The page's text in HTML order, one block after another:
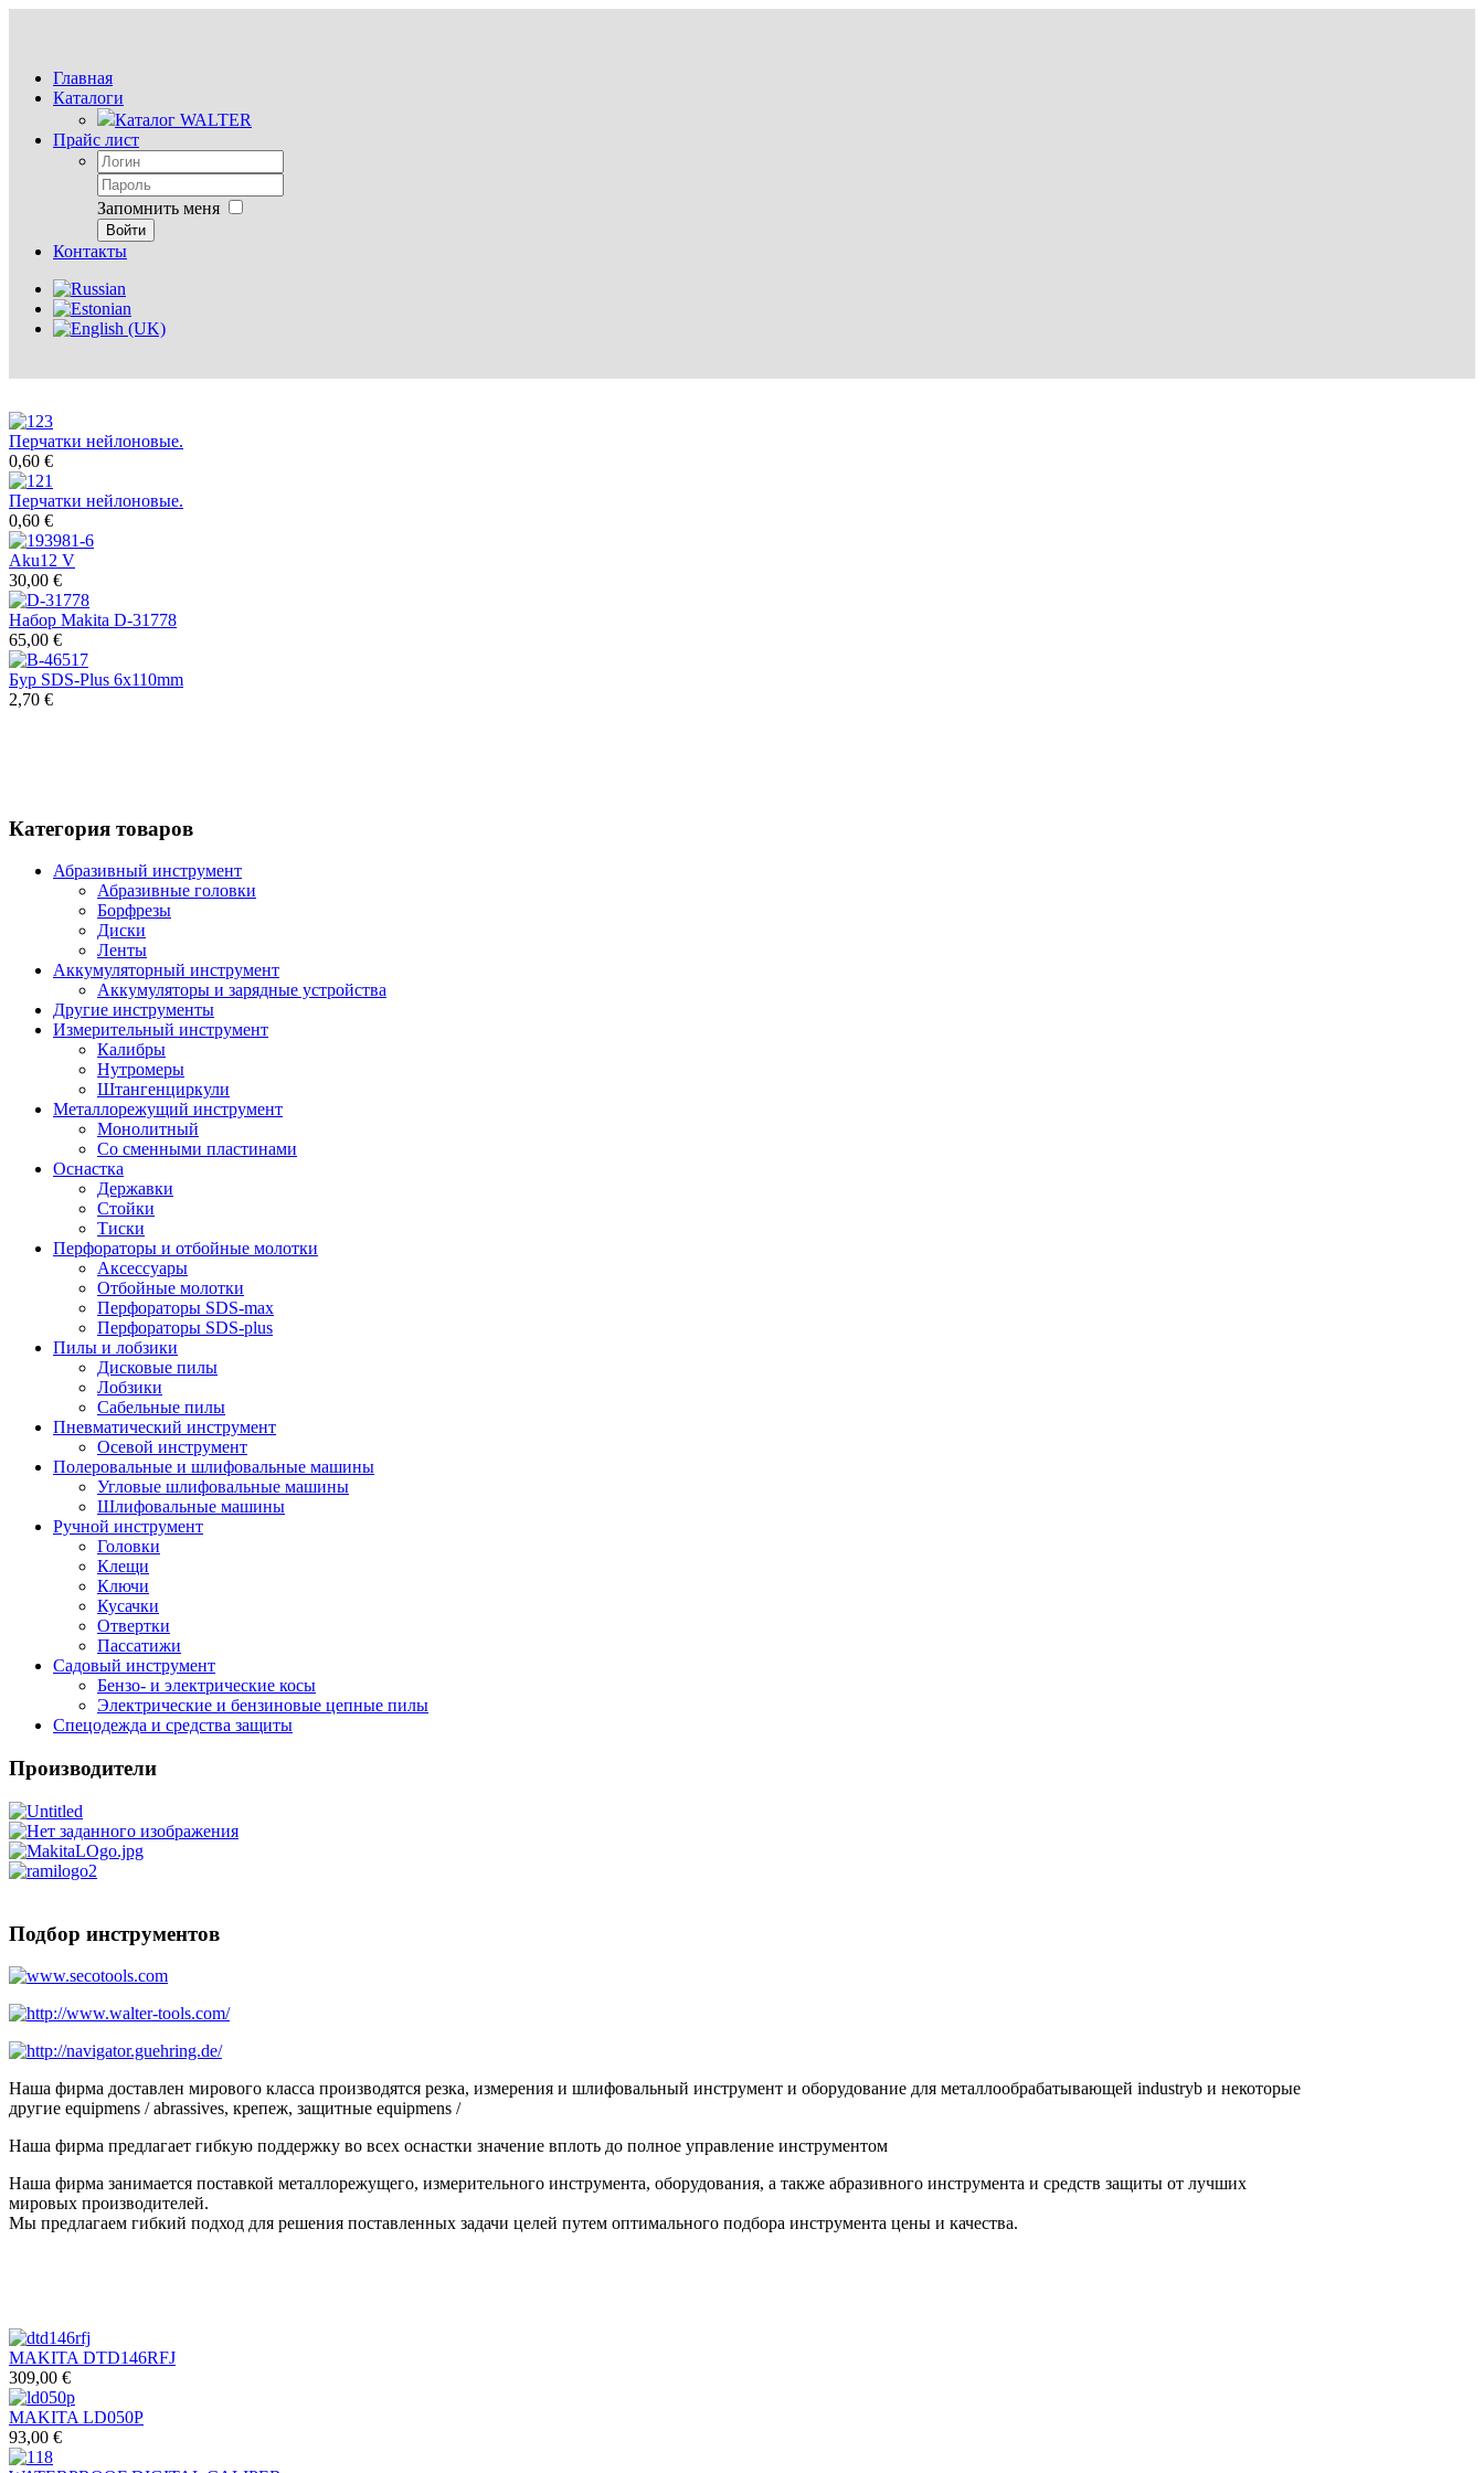
Главная
Каталоги
Каталог WALTER
Прайс лист
Запомнить меня
Войти
Контакты
Перчатки нейлоновые.
0,60 €
Перчатки нейлоновые.
0,60 €
Aku12 V
30,00 €
Набор Makita D-31778
65,00 €
Бур SDS-Plus 6x110mm
2,70 €
Категория товаров
Абразивный инструмент
Абразивные головки
Борфрезы
Диски
Ленты
Аккумуляторный инструмент
Аккумуляторы и зарядные устройства
Другие инструменты
Измерительный инструмент
Калибры
Нутромеры
Штангенциркули
Металлорежущий инструмент
Монолитный
Со сменными пластинами
Оснастка
Державки
Стойки
Тиски
Перфораторы и отбойные молотки
Аксессуары
Отбойные молотки
Перфораторы SDS-max
Перфораторы SDS-plus
Пилы и лобзики
Дисковые пилы
Лобзики
Сабельные пилы
Пневматический инструмент
Осевой инструмент
Полеровальные и шлифовальные машины
Угловые шлифовальные машины
Шлифовальные машины
Ручной инструмент
Головки
Клещи
Ключи
Кусачки
Отвертки
Пассатижи
Садовый инструмент
Бензо- и электрические косы
Электрические и бензиновые цепные пилы
Спецодежда и средства защиты
Производители
Подбор инструментов
Наша фирма доставлен мирового класса производятся резка, измерения и шлифовальный инструмент и оборудование для металлообрабатывающей industryb и некоторые
другие equipmens / abrassives, крепеж, защитные equipmens /
Наша фирма предлагает гибкую поддержку во всех оснастки значение вплоть до полное управление инструментом
Наша фирма занимается поставкой металлорежущего, измерительного инструмента, оборудования, а также абразивного инструмента и средств защиты от лучших
мировых производителей.
Мы предлагаем гибкий подход для решения поставленных задачи целей путем оптимального подбора инструмента цены и качества.
MAKITA DTD146RFJ
309,00 €
MAKITA LD050P
93,00 €